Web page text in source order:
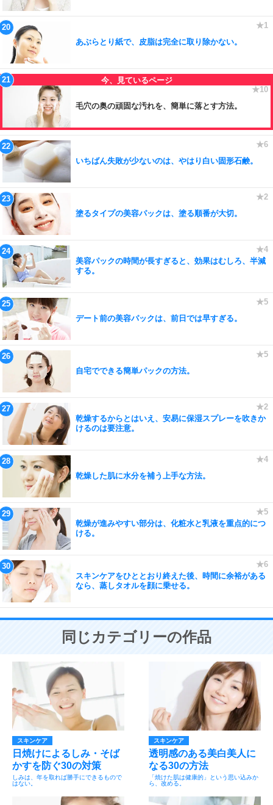
あぶらとり紙で、皮脂は完全に取り除かない。
毛穴の奥の頑固な汚れを、簡単に落とす方法。
いちばん失敗が少ないのは、やはり白い固形石鹸。
塗るタイプの美容パックは、塗る順番が大切。
美容パックの時間が長すぎると、効果はむしろ、半減
する。
デート前の美容パックは、前日では早すぎる。
自宅でできる簡単パックの方法。
乾燥するからとはいえ、安易に保湿スプレーを吹きか
けるのは要注意。
乾燥した肌に水分を補う上手な方法。
乾燥が進みやすい部分は、化粧水と乳液を重点的につ
ける。
スキンケアをひととおり終えた後、時間に余裕がある
なら、蒸しタオルを顔に乗せる。
同じカテゴリーの作品
スキンケア
日焼けによるしみ・そば
かすを防ぐ30の対策
しみは、年を取れば勝手にできるもので
はない。
スキンケア
透明感のある美白美人に
なる30の方法
「焼けた肌は健康的」という思い込みか
ら、改める。